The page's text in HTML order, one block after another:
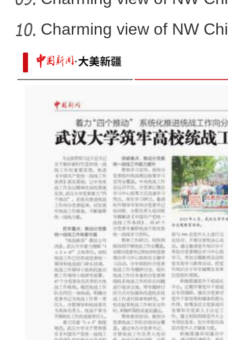
【新春纪事】新疆喀什等
Charming view of NW